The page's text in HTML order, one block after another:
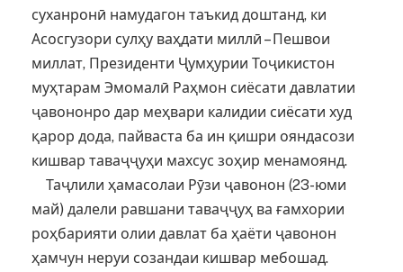
суханронӣ намудагон таъкид доштанд, ки
Асосгузори сулҳу ваҳдати миллӣ – Пешвои
миллат, Президенти Ҷумҳурии Тоҷикистон
муҳтарам Эмомалӣ Раҳмон сиёсати давлатии
ҷавононро дар меҳвари калидии сиёсати худ
қарор дода, пайваста ба ин қишри ояндасози
кишвар таваҷҷуҳи махсус зоҳир менамоянд.
Таҷлили ҳамасолаи Рӯзи ҷавонон (23-юми
май) далели равшани таваҷҷуҳ ва ғамхории
роҳбарияти олии давлат ба ҳаёти ҷавонон
ҳамчун неруи созандаи кишвар мебошад.